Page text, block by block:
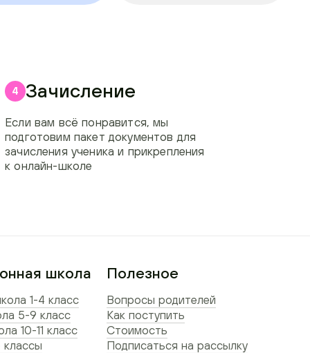
4 Зачисление
Если вам всё понравится, мы
подготовим пакет документов для
зачисления ученика и прикрепления
к онлайн-школе
Полезное
Вопросы родителей
Как поступить
Стоимость
Подписаться на рассылку
школа
1-4 класс
5-9 класс
10-11 класс